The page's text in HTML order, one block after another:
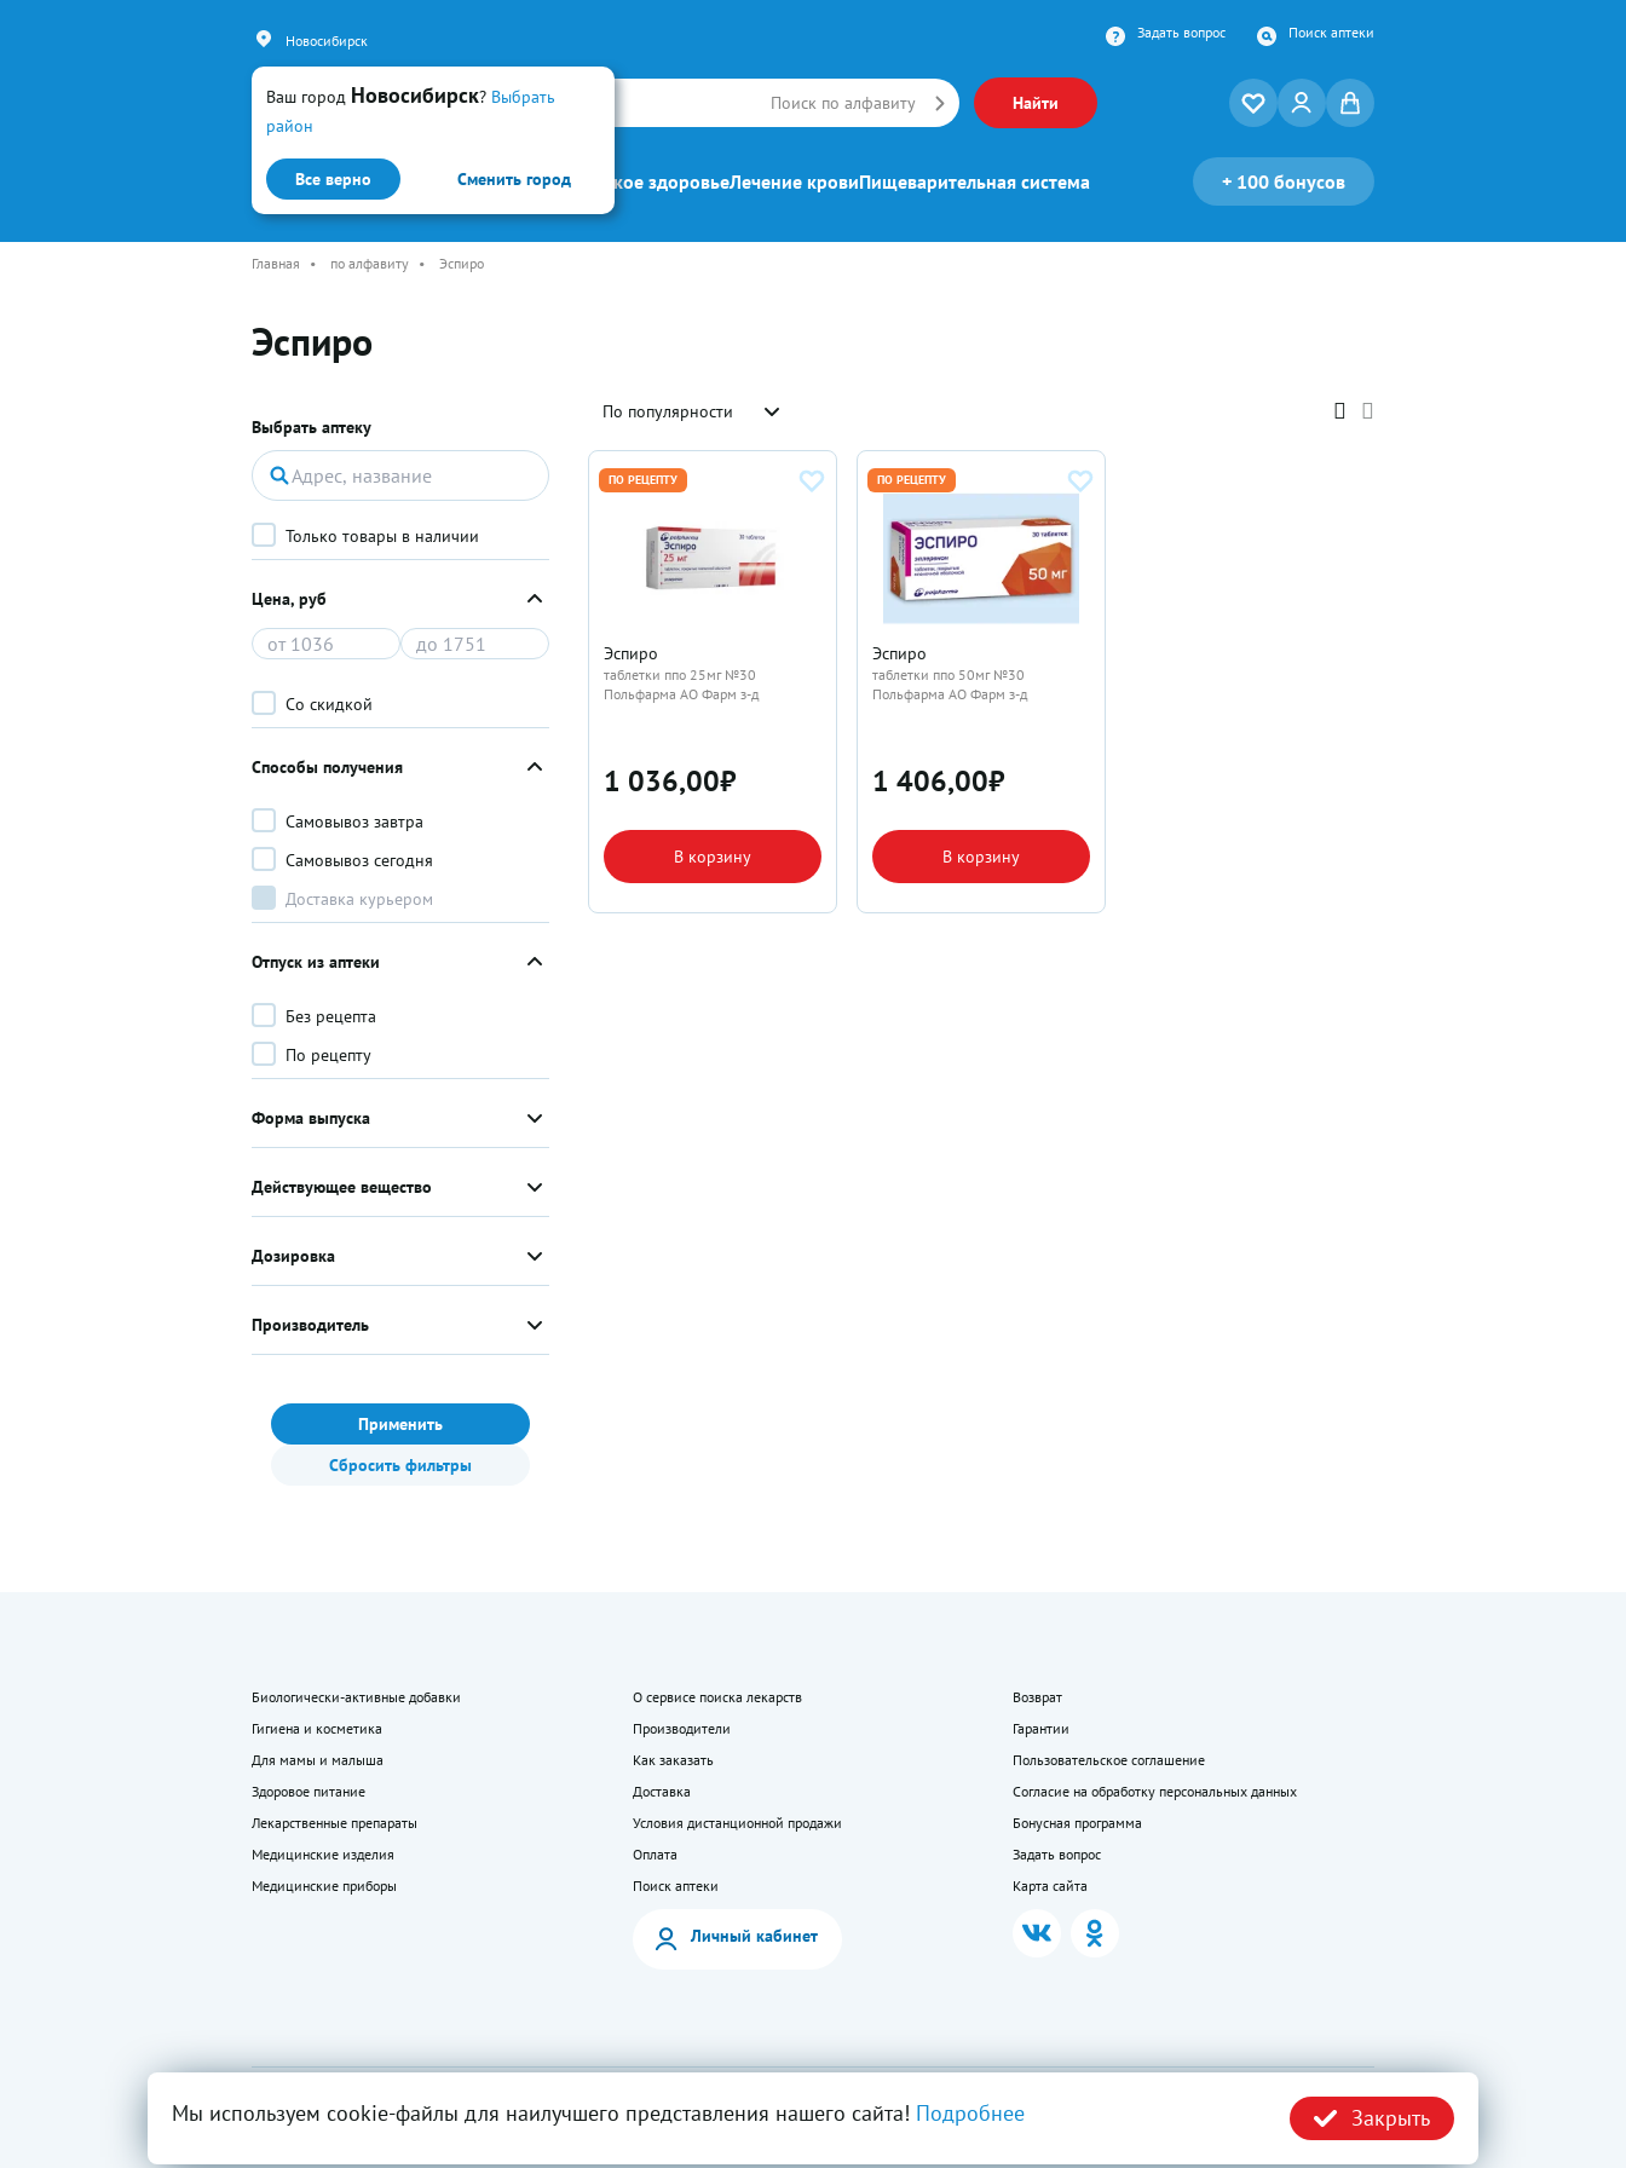
Ваш город Новосибирск? Выбрать
район
Все верно Сменить город
Новосибирск Задать вопрос Поиск аптеки
Искать Поиск по алфавиту Найти
Каталог Простуда и гриппЖенское здоровьеЛечение кровиПищеварительная система + 100 бонусов
Главная • по алфавиту • Эспиро
Эспиро
Выбрать аптеку
Только товары в наличии
Цена, руб
Со скидкой
Способы получения
Самовывоз завтра
Самовывоз сегодня
Доставка курьером
Отпуск из аптеки
Без рецепта
По рецепту
Форма выпуска
Действующее вещество
Дозировка
Производитель
Применить
Сбросить фильтры
По популярности
ПО РЕЦЕПТУ
Эспиро
таблетки ппо 25мг №30
Польфарма АО Фарм з-д
1 036,00₽
В корзину
ПО РЕЦЕПТУ
Эспиро
таблетки ппо 50мг №30
Польфарма АО Фарм з-д
1 406,00₽
В корзину
Биологически-активные добавки
Гигиена и косметика
Для мамы и малыша
Здоровое питание
Лекарственные препараты
Медицинские изделия
Медицинские приборы
О сервисе поиска лекарств
Производители
Как заказать
Доставка
Условия дистанционной продажи
Оплата
Поиск аптеки
Возврат
Гарантии
Пользовательское соглашение
Согласие на обработку персональных данных
Бонусная программа
Задать вопрос
Карта сайта
Личный кабинет
«LEKkupi»
Все права
защищены.
Вся информация на сайте — собственность ООО «Моя аптека». Публикация с сайта www.lekkupi.ru без
разрешения запрещена.
конфиденциальности
Мы используем cookie-файлы для наилучшего представления нашего сайта! Подробнее Закрыть